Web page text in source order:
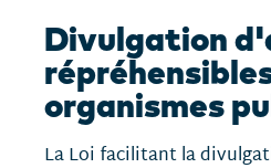
Divulgation
organismes
La Loi facilitant la